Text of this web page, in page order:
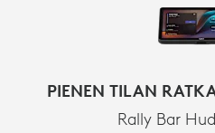
PIENEN TILAN
Rally Bar